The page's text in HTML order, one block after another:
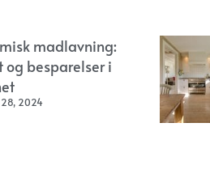
madlavning:
og besparelser i
28, 2024